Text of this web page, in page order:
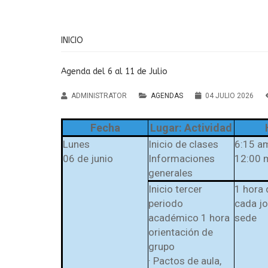
Institución Educativa
María Auxiliadora Caldas
INICIO
Agenda del 6 al 11 de Julio
ADMINISTRATOR AGENDAS 04 JULIO 2026
Fecha Lugar: Actividad
Lunes
06 de junio
Inicio de clases
Informaciones
generales
6:15
12:00
Inicio tercer
periodo
académico 1 hora
orientación de
grupo
· Pactos de aula,
1 hora
cada
sede